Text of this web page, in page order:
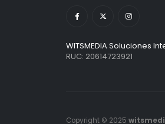
WITSMEDIA Soluciones
RUC: 20614723921
Copyright © 2025